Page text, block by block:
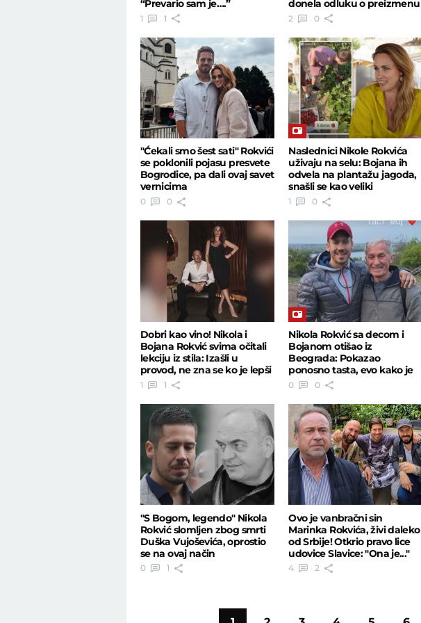
“Prevario sam je….”
1 1
donela odluku o preizmenu
2 0
"Ćekali smo šest sati" Rokvići
se poklonili pojasu presvete
Bogrodice, pa dali ovaj savet
vernicima
0 0
Naslednici Nikole Rokvića
uživaju na selu: Bojana ih
odvela na plantažu jagoda,
snašli se kao veliki
1 0
Dobri kao vino! Nikola i
Bojana Rokvić svima očitali
lekciju iz stila: Izašli u
provod, ne zna se ko je lepši
1 1
Nikola Rokvić sa decom i
Bojanom otišao iz
Beograda: Pokazao
ponosno tasta, evo kako je
proslavio Uskrs
0 0
"S Bogom, legendo" Nikola
Rokvić slomljen zbog smrti
Duška Vujoševića, oprostio
se na ovaj način
0 1
Ovo je vanbračni sin
Marinka Rokvića, živi daleko
od Srbije! Otkrio pravo lice
udovice Slavice: "Ona je..."
4 2